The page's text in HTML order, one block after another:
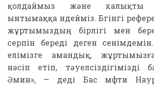
қолдаймыз және халықты
ынтымаққа үндейміз. Бүгінгі
жұртымыздың бірлігі мен
серпін береді деген
елімізге амандық,
нәсіп етіп, тәуелсіздігімізді
Әмин», — деді Бас мүфти